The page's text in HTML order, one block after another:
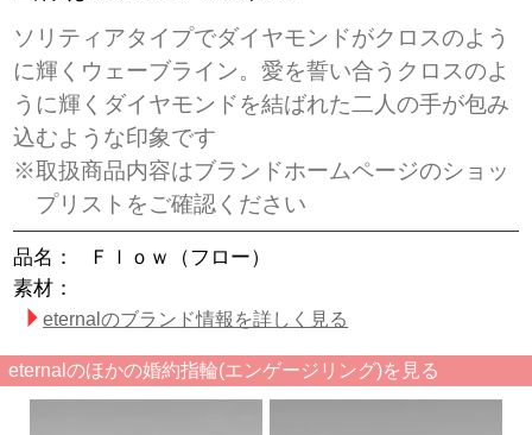
ソリティアタイプでダイヤモンドがクロスのよう
に輝くウェーブライン。愛を誓い合うクロスのよ
うに輝くダイヤモンドを結ばれた二人の手が包み
込むような印象です
※取扱商品内容はブランドホームページのショッ
プリストをご確認ください
品名：
Ｆｌｏｗ（フロー）
素材：
eternalのブランド情報を詳しく見る
eternalのほかの婚約指輪(エンゲージリング)を見る